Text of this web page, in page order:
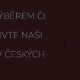
ČI
NAŠI